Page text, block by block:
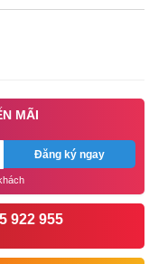
MÃI
Đăng ký ngay
922 955